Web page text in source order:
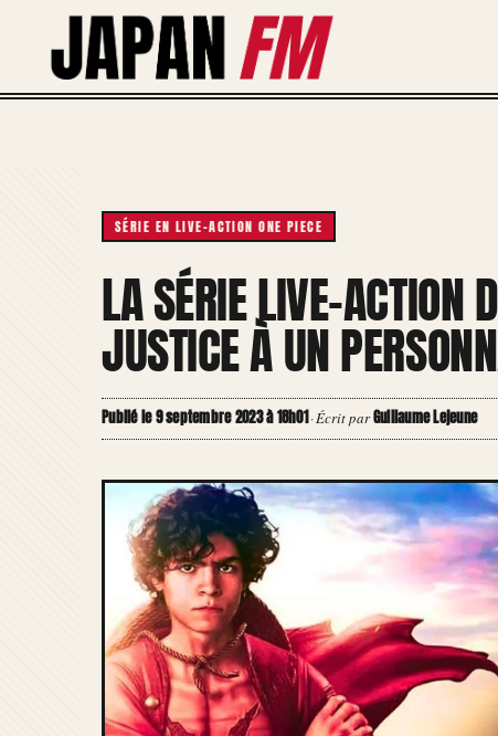
contenu
SÉRIE EN LIVE-ACTION ONE PIECE
LA SÉRIE LIVE-ACTION
JUSTICE À UN
Publié le 9 septembre 2023 à 18h01·Écrit parGuillaume Lejeune